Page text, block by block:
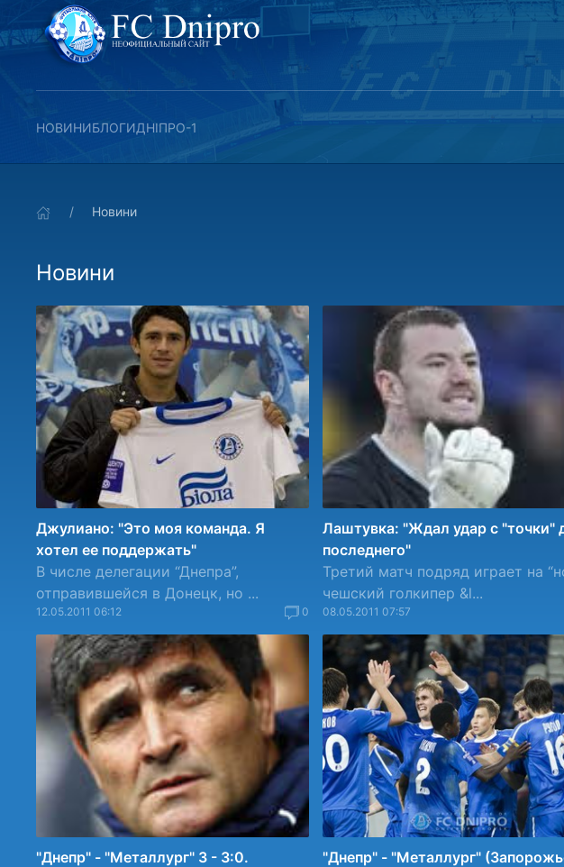
НОВИНИБЛОГИДНІПРО-1
Новини
Новини
Джулиано: "Это моя команда. Я
хотел ее поддержать"
В числе делегации “Днепра”,
отправившейся в Донецк, но ...
12.05.2011 06:12 0
Лаштувка: "Ждал удар с "точки"
последнего"
Третий матч подряд играет на
чешский голкипер &l...
08.05.2011 07:57
"Днепр" - "Металлург" З - 3:0.
"Днепр" - "Металлург"